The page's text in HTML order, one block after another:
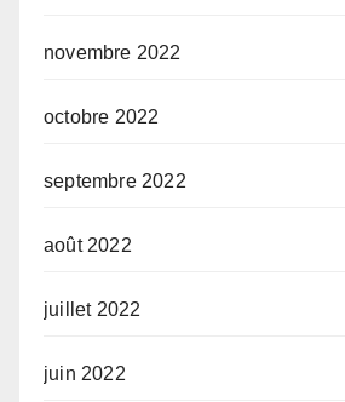
novembre 2022
octobre 2022
septembre 2022
août 2022
juillet 2022
juin 2022